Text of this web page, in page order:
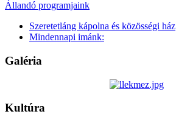
Állandó programjaink
Szeretetláng kápolna és közösségi ház
Mindennapi imánk:
Galéria
Kultúra